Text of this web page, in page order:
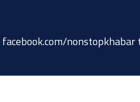
facebook.com/